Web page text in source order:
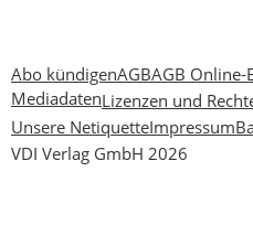
Abo kündigenAGBAGB Online-
MediadatenLizenzen und
Unsere NetiquetteImpressum
VDI Verlag GmbH 2026